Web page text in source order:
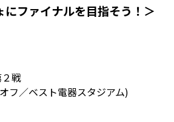
ファイナルを目指そう！＞
戦
フ／ベスト電器スタジアム)